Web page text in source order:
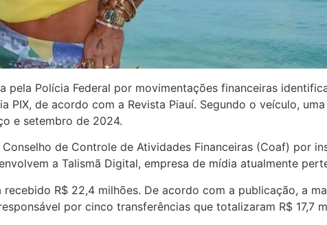
pela Polícia Federal por movimentações financeiras
de acordo com a Revista Piauí. Segundo o veículo,
e setembro de 2024.
de Controle de Atividades Financeiras (Coaf) por
a Talismã Digital, empresa de mídia atualmente
R$ 22,4 milhões. De acordo com a publicação, a
por cinco transferências que totalizaram R$ 17,7